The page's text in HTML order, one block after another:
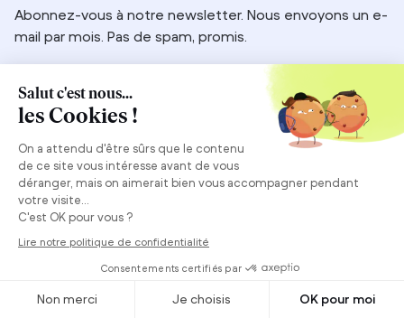
Abonnez-vous à notre newsletter. Nous envoyons un e-
mail par mois. Pas de spam, promis.
Adresse e-mail
Bonjour ! Nous sommes Back Market Pro, la première
place de marché pour les appareils reconditionnés.
en donnant une seconde vie aux appareils restaurés par